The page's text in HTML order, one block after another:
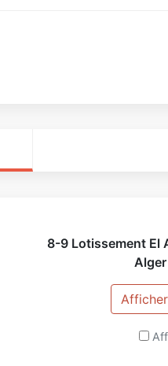
8-9 Lotissement El
Alger